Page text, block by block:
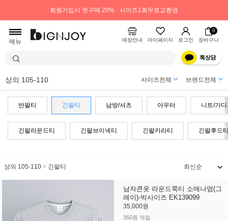
회원가입시 첫구매 20% 사이즈1회무료교환권
메뉴 매장안내 마이페이지 로그인
0
장바구니
상의 105-110 사이즈전체 브랜드전체
반팔티 긴팔티 남방/셔츠 아우터 니트/가
긴팔라운드티 긴팔브이넥티 긴팔카라티 긴팔후드
상의 105-110 > 긴팔티
남자큰옷 라운드쭉티 소매나염(그
레이)-빅사이즈 EK139099
35,000원
350원 적립